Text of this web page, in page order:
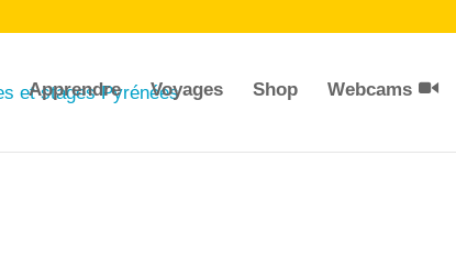
Apprendre Voyages Shop Webcams